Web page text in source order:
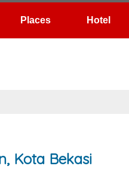
Hotel Berita
Kota Bekasi